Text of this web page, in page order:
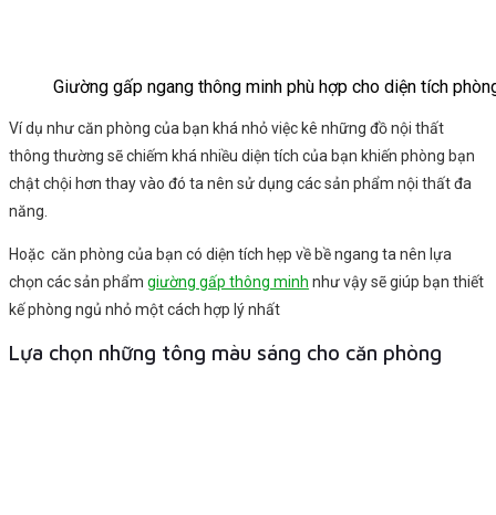
Giường gấp ngang thông minh phù hợp cho diện tích
Ví dụ như căn phòng của bạn khá nhỏ việc kê những đồ nội thất
thông thường sẽ chiếm khá nhiều diện tích của bạn khiến phòng bạn
chật chội hơn thay vào đó ta nên sử dụng các sản phẩm nội thất đa
năng.
Hoặc căn phòng của bạn có diện tích hẹp về bề ngang ta nên lựa
chọn các sản phẩm giường gấp thông minh như vậy sẽ giúp bạn thiết
kế phòng ngủ nhỏ một cách hợp lý nhất
Lựa chọn những tông màu sáng cho căn phòng